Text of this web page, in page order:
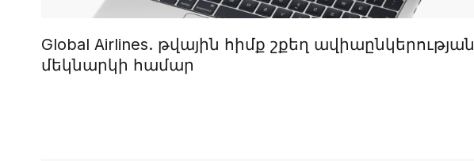
Global Airlines. թվային հիմք շքեղ ավիաընկերության
մեկնարկի համար